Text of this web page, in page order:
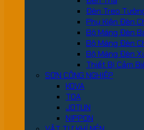
Đèn Treo
Phụ Kiện Đèn
Bộ Máng Đèn
Bộ Máng Đèn
Bộ Máng Đèn
Thiết Bị Cảm
SƠN CÔNG NGHIỆP
KOVA
TOA
JOTUN
NIPPON